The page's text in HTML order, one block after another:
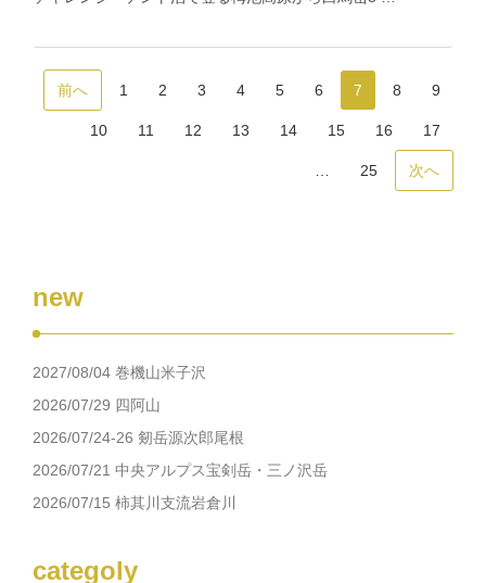
前へ 1 2 3 4 5 6 7 8 9
10 11 12 13 14 15 16 17
25 次へ
new
2027/08/04 巻機山米子沢
2026/07/29 四阿山
2026/07/24-26 剱岳源次郎尾根
2026/07/21 中央アルプス宝剣岳・三ノ沢岳
2026/07/15 柿其川支流岩倉川
categoly